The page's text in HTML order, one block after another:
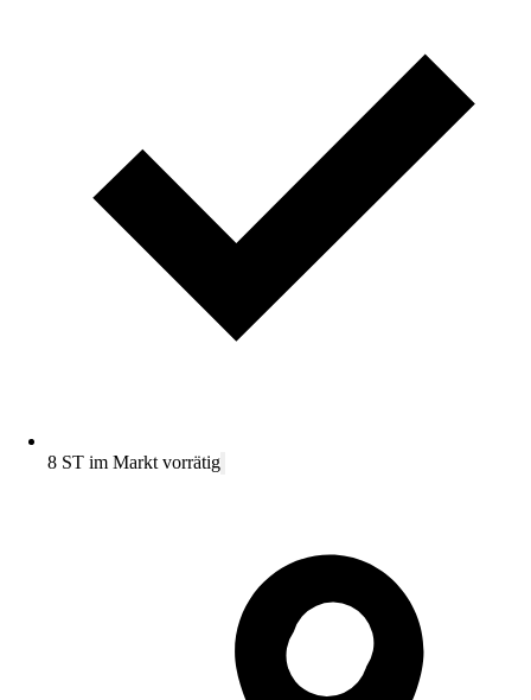
8 ST im Markt vorrätig